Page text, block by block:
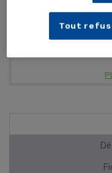
Test
Tout